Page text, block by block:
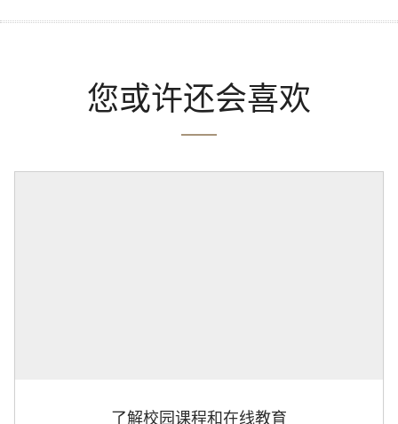
您或许还会喜欢
了解校园课程和在线教育